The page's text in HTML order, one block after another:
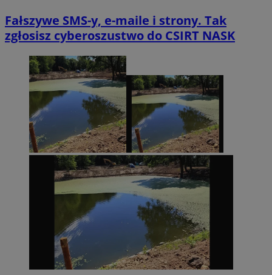
Fałszywe SMS-y, e-maile i strony. Tak
zgłosisz cyberoszustwo do CSIRT NASK